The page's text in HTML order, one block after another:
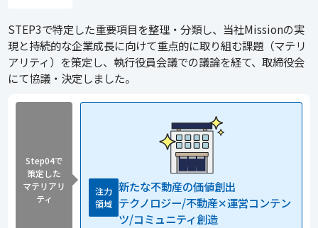
STEP3で特定した重要項目を整理・分類し、当社Missionの実
現と持続的な企業成長に向けて重点的に取り組む課題（マテリ
アリティ）を策定し、執行役員会議での議論を経て、取締役会
にて協議・決定しました。
Step04で
策定した
マテリアリ
ティ
注力
領域
新たな不動産の価値創出
テクノロジー/不動産✕運営コンテン
ツ/コミュニティ創造